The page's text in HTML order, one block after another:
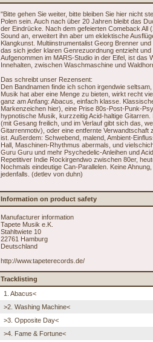
"Bitte gehen Sie weiter, bitte bleiben Sie hier nicht
Polen sein. Auch nach über 20 Jahren bleibt das
der Eindrücke. Nach dem gefeierten Comeback
Sound an, erweitert ihn aber um eklektische
Klangkunst. Multiinstrumentalist Georg Brenner
das sich jeder klaren Genrezuordnung entzieht
Aufgenommen im MARS-Studio in der Eifel, ist
Innehalten, zwischen Waschmaschine und
Das schreibt unser Rezensent:
Den Bandnamen finde ich schon irgendwie
Musik hat aber eine Menge zu bieten, wirkt recht
ganz am Anfang: Abacus, einfach klasse.
Markenzeichen hier), eine Prise 80s-Post-Punk-
hypnotische Musik, kurzzeitig Acid-haltige
(mit Gesang freilich, und im Verlauf gibt sich das,
Gitarrenmotiv), oder eine entfernte
ist. Außerdem: Schwebend, malend, Ambient-
Hall, Maschinen-Rhythmus abermals, und
Guru Guru und mehr Psychedelic-Anleihen und
Repetitiver Indie Rockirgendwo zwischen 80er,
Nochmals eindeutige Can-Parallelen. Keine
jedenfalls. (detlev von duhn)
Information on product safety
Manufacturer information
Tapete Musik e.K.
Stahltwiete 10
22761 Hamburg
Deutschland
http://www.tapeterecords.de/
Tracklisting
1. Abacus<
>2. Washing Machine<
>3. Opposite Day<
>4. Fame & Fortune<